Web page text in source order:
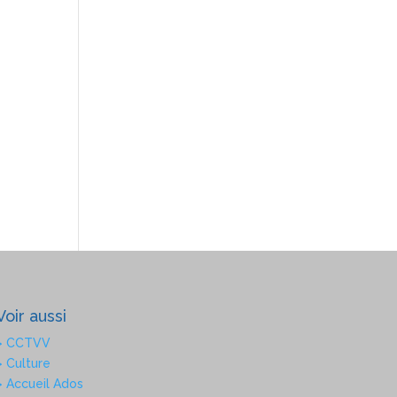
aussi
CCTVV
Culture
Accueil Ados